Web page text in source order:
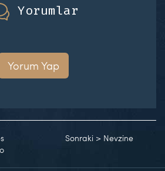
Yorumlar
Yorum Yap
Sonraki > Nevzine